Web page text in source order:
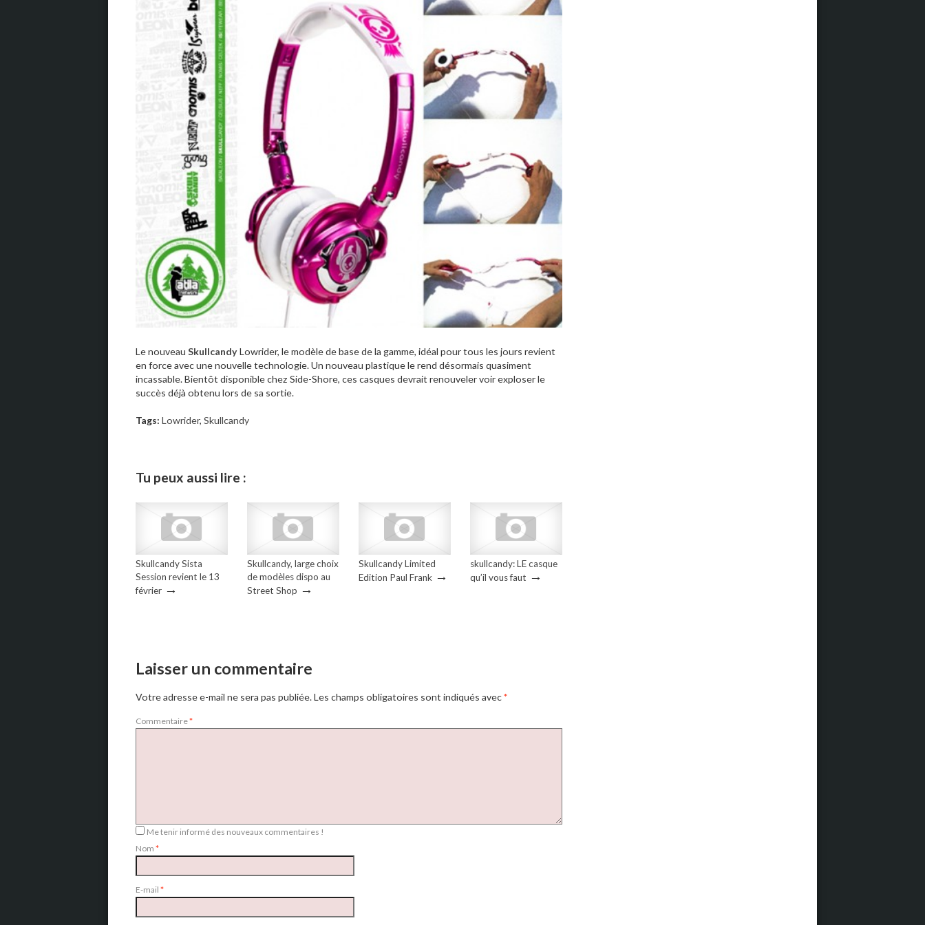
Le nouveau SkullcandyLowrider, le modèle de base de la gamme, idéal pour tous les jours revient
en force avec une nouvelle technologie. Un nouveau plastique le rend désormais quasiment
incassable. Bientôt disponible chez Side-Shore, ces casques devrait renouveler voir exploser le
succès déjà obtenu lors de sa sortie.
Tags: Lowrider, Skullcandy
Tu peux aussi lire :
Skullcandy Sista
Session revient le 13
février →
Skullcandy, large choix
de modèles dispo au
Street Shop →
Skullcandy Limited
Edition Paul Frank →
skullcandy: LE casque
qu’il vous faut →
Laisser un commentaire
Votre adresse e-mail ne sera pas publiée.Les champs obligatoires sont indiqués avec*
Commentaire*
Me tenir informé des nouveaux commentaires !
Nom *
E-mail *